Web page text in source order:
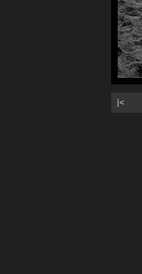
|<